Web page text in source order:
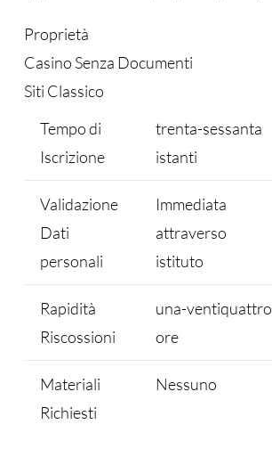
Proprietà
Casino Senza Documenti
Siti Classico
Tempo di
Iscrizione
trenta-sessanta
istanti
Validazione
Dati
personali
Immediata
attraverso
istituto
Rapidità
Riscossioni
una-ventiquattro
ore
Materiali
Richiesti
Nessuno